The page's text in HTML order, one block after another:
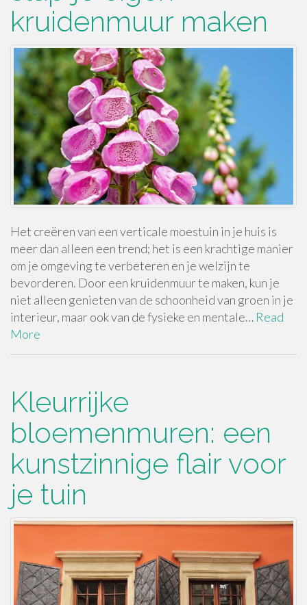
kruidenmuur maken
Het creëren van een verticale moestuin in je huis is
meer dan alleen een trend; het is een krachtige manier
om je omgeving te verbeteren en je welzijn te
bevorderen. Door een kruidenmuur te maken, kun je
niet alleen genieten van de schoonheid van groen in je
interieur, maar ook van de fysieke en mentale… Read
More
Kleurrijke
bloemenmuren: een
kunstzinnige flair voor
je tuin